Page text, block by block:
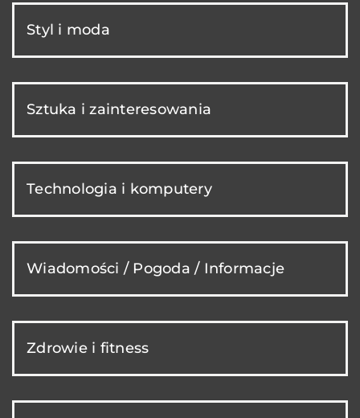
Styl i moda
Sztuka i zainteresowania
Technologia i komputery
Wiadomości / Pogoda / Informacje
Zdrowie i fitness